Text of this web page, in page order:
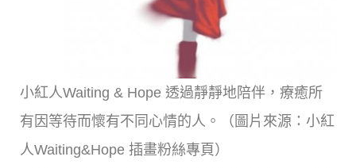
小紅人Waiting & Hope 透過靜靜地陪伴，療癒所
有因等待而懷有不同心情的人。（圖片來源：小紅
人Waiting&Hope 插畫粉絲專頁）